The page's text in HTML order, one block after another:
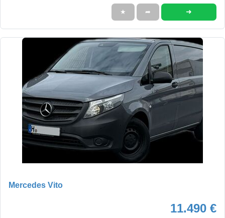
★ ➦ ➜
Mercedes Vito
11.490 €